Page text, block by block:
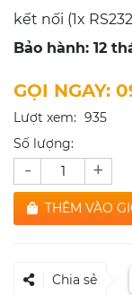
kết nối (1x
Bảo hành: 12
GỌI NGAY:
Lượt xem: 935
Số lượng:
- +
THÊM VÀO
Chia sẻ